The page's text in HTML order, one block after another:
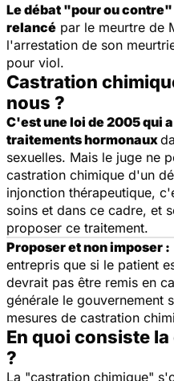
Le débat "pour ou
relancé par le meurtre de
l'arrestation de son
pour viol.
Castration
nous ?
C'est une loi de 2005 qui
traitements hormonaux
sexuelles. Mais le juge ne
castration chimique d'un
injonction thérapeutique,
soins et dans ce cadre, et
proposer ce traitement.
Proposer et non imposer :
entrepris que si le patient
devrait pas être remis en
générale le gouvernement
mesures de castration
En quoi consiste
?
La "castration chimique"